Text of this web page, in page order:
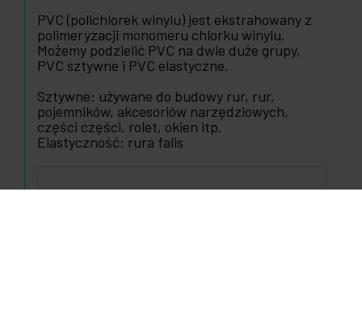
PVC (polichlorek winylu) jest ekstrahowany z
polimeryzacji monomeru chlorku winylu.
Możemy podzielić PVC na dwie duże grupy,
PVC sztywne i PVC elastyczne.
Sztywne: używane do budowy rur, rur,
pojemników, akcesoriów narzędziowych,
części części, rolet, okien itp.
Elastyczność: rura falis